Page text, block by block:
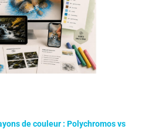
de couleur : Polychromos vs